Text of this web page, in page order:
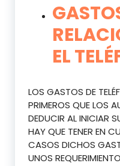
EL
LOS GASTOS DE
PRIMEROS QUE LOS
DEDUCIR AL INICIAR
HAY QUE TENER EN
CASOS DICHOS
UNOS